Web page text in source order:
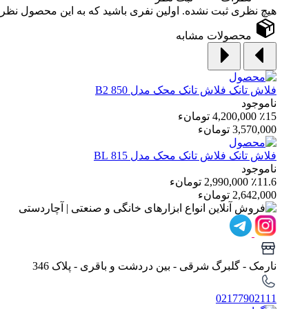
هیچ نظری ثبت نشده. اولین نفری باشید که به این محصول نظر
محصولات مشابه
فلاش تانک فلاش تانک محک مدل 850 B2
ناموجود
٪15 4,200,000 تومانء
3,570,000 تومانء
فلاش تانک فلاش تانک محک مدل 815 BL
ناموجود
٪11.6 2,990,000 تومانء
2,642,000 تومانء
نارمک - گلبرگ شرقی - بین دردشت و باقری - پلاک 346
02177902111